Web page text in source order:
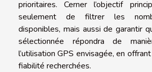
prioritaires. Cerner l’objectif
seulement de filtrer les
disponibles, mais aussi de garantir
sélectionnée répondra de
l’utilisation GPS envisagée, en
fiabilité recherchées.